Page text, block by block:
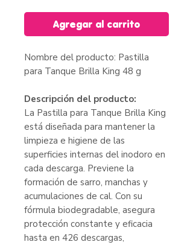
Agregar al carrito
Nombre del producto: Pastilla
para Tanque Brilla King 48 g
Descripción del producto:
La Pastilla para Tanque Brilla King
está diseñada para mantener la
limpieza e higiene de las
superficies internas del inodoro en
cada descarga. Previene la
formación de sarro, manchas y
acumulaciones de cal. Con su
fórmula biodegradable, asegura
protección constante y eficacia
hasta en 426 descargas,